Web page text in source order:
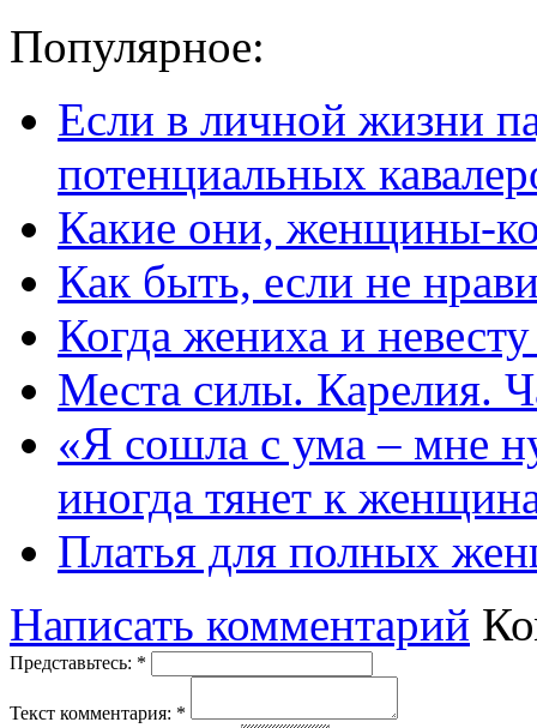
Популярное:
Если в личной жизни
потенциальных
Какие они, женщины-
Как быть, если не
Когда жениха и
Места силы. Карелия.
«Я сошла с ума – мне
иногда тянет к
Платья для полных
Написать комментарий
Представьтесь: *
Текст комментария: *